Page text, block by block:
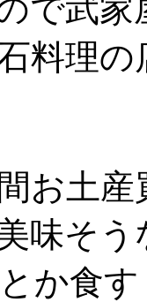
で武
料理
お土
味そう
か食す